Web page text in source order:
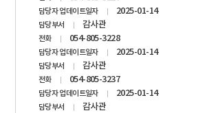
담당자 업데이트일자 2025-01-14
담당부서 감사관
전화 054-805-3228
담당자 업데이트일자 2025-01-14
담당부서 감사관
전화 054-805-3237
담당자 업데이트일자 2025-01-14
담당부서 감사관